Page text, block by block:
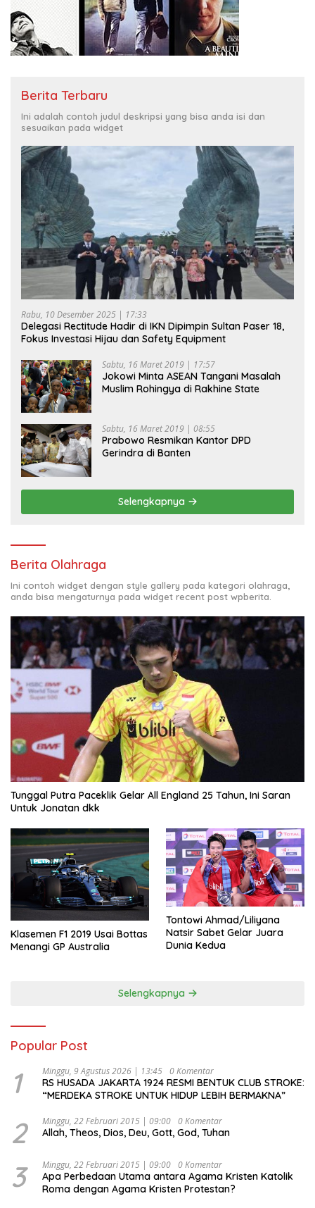
Berita Terbaru
Ini adalah contoh judul deskripsi yang bisa anda isi dan
sesuaikan pada widget
Rabu, 10 Desember 2025 | 17:33
Delegasi Rectitude Hadir di IKN Dipimpin Sultan Paser 18,
Fokus Investasi Hijau dan Safety Equipment
Sabtu, 16 Maret 2019 | 17:57
Jokowi Minta ASEAN Tangani Masalah
Muslim Rohingya di Rakhine State
Sabtu, 16 Maret 2019 | 08:55
Prabowo Resmikan Kantor DPD
Gerindra di Banten
Selengkapnya
Berita Olahraga
Ini contoh widget dengan style gallery pada kategori olahraga,
anda bisa mengaturnya pada widget recent post wpberita.
Tunggal Putra Paceklik Gelar All England 25 Tahun, Ini Saran
Untuk Jonatan dkk
Klasemen F1 2019 Usai Bottas
Menangi GP Australia
Tontowi Ahmad/Liliyana
Natsir Sabet Gelar Juara
Dunia Kedua
Selengkapnya
Popular Post
1 Minggu, 9 Agustus 2026 | 13:45 0 Komentar
RS HUSADA JAKARTA 1924 RESMI BENTUK CLUB STROKE:
“MERDEKA STROKE UNTUK HIDUP LEBIH BERMAKNA”
2 Minggu, 22 Februari 2015 | 09:00 0 Komentar
Allah, Theos, Dios, Deu, Gott, God, Tuhan
3 Minggu, 22 Februari 2015 | 09:00 0 Komentar
Apa Perbedaan Utama antara Agama Kristen Katolik
Roma dengan Agama Kristen Protestan?